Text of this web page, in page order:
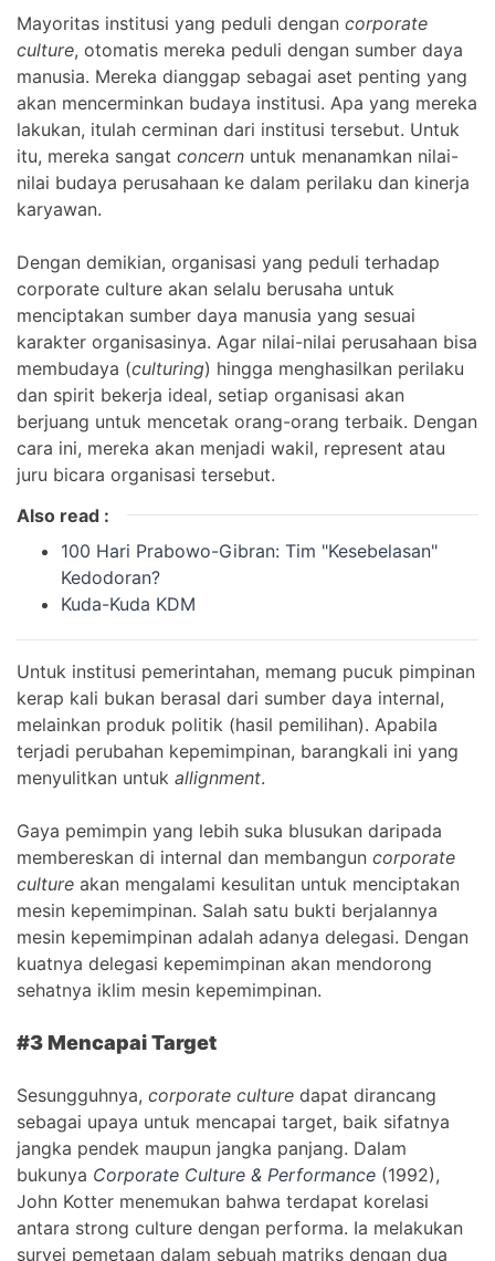
Mayoritas institusi yang peduli dengan corporate
culture, otomatis mereka peduli dengan sumber daya
manusia. Mereka dianggap sebagai aset penting yang
akan mencerminkan budaya institusi. Apa yang mereka
lakukan, itulah cerminan dari institusi tersebut. Untuk
itu, mereka sangat concern untuk menanamkan nilai-
nilai budaya perusahaan ke dalam perilaku dan kinerja
karyawan.
Dengan demikian, organisasi yang peduli terhadap
corporate culture akan selalu berusaha untuk
menciptakan sumber daya manusia yang sesuai
karakter organisasinya. Agar nilai-nilai perusahaan bisa
membudaya (culturing) hingga menghasilkan perilaku
dan spirit bekerja ideal, setiap organisasi akan
berjuang untuk mencetak orang-orang terbaik. Dengan
cara ini, mereka akan menjadi wakil, represent atau
juru bicara organisasi tersebut.
Also read :
100 Hari Prabowo-Gibran: Tim "Kesebelasan"
Kedodoran?
Kuda-Kuda KDM
Untuk institusi pemerintahan, memang pucuk pimpinan
kerap kali bukan berasal dari sumber daya internal,
melainkan produk politik (hasil pemilihan). Apabila
terjadi perubahan kepemimpinan, barangkali ini yang
menyulitkan untuk allignment.
Gaya pemimpin yang lebih suka blusukan daripada
membereskan di internal dan membangun corporate
culture akan mengalami kesulitan untuk menciptakan
mesin kepemimpinan. Salah satu bukti berjalannya
mesin kepemimpinan adalah adanya delegasi. Dengan
kuatnya delegasi kepemimpinan akan mendorong
sehatnya iklim mesin kepemimpinan.
#3 Mencapai Target
Sesungguhnya, corporate culture dapat dirancang
sebagai upaya untuk mencapai target, baik sifatnya
jangka pendek maupun jangka panjang. Dalam
bukunya Corporate Culture & Performance (1992),
John Kotter menemukan bahwa terdapat korelasi
antara strong culture dengan performa. Ia melakukan
survei pemetaan dalam sebuah matriks dengan dua